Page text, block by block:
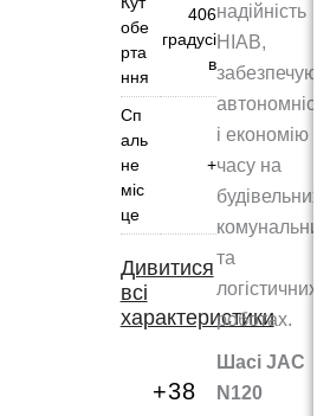
обе
рта
ння
406
градусі
в
Сп
аль
не
міс
це
+
Дивитися
всі
характеристики
+38
надійність
HIAB,
забезпечуючи
автономність
і економію
часу на
будівельних,
комунальних
та
логістичних
роботах.
Шасі JAC
N120